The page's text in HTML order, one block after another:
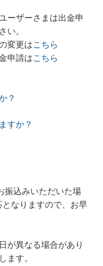
ーザーさまは出金申
い。
変更はこちら
申請はこちら
？
すか？
振込みいただいた場
となりますので、お早
が異なる場合があり
ます。